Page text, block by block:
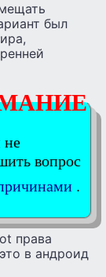
был
не
вопрос
.
права
в андроид